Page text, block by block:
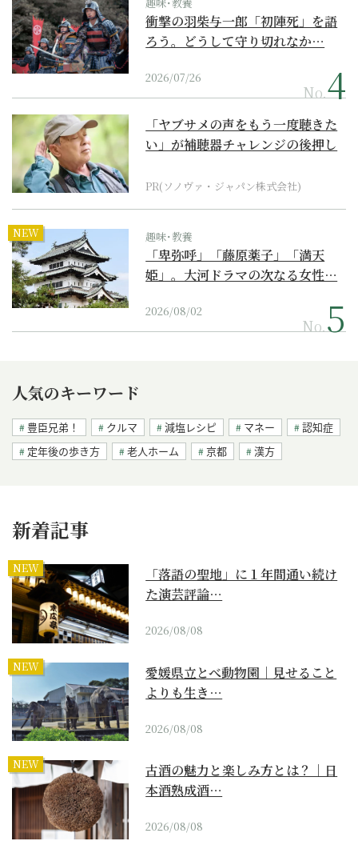
衝撃の羽柴与一郎「初陣死」を語
ろう。どうして守り切れなか…
2026/07/26
No.
「ヤブサメの声をもう一度聴きた
い」が補聴器チャレンジの後押し
PR(ソノヴァ・ジャパン株式会社)
NEW 趣味･教養
「卑弥呼」「藤原薬子」「満天
姫」。大河ドラマの次なる女性…
2026/08/02
No.
人気のキーワード
豊臣兄弟！ クルマ 減塩レシピ マネー
認知症
定年後の歩き方
老人ホーム 京都 漢方
新着記事
NEW
「落語の聖地」に１年間通い続け
た演芸評論…
2026/08/08
NEW
愛媛県立とべ動物園｜見せること
よりも生き…
2026/08/08
NEW
古酒の魅力と楽しみ方とは？｜日
本酒熟成酒…
2026/08/08